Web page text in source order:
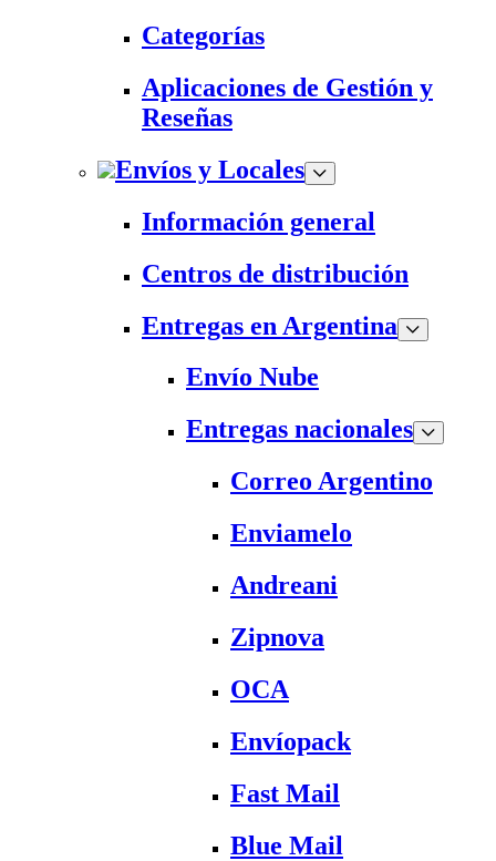
Categorías
Aplicaciones de Gestión y
Reseñas
Envíos y Locales
Información general
Centros de distribución
Entregas en Argentina
Envío Nube
Entregas nacionales
Correo Argentino
Enviamelo
Andreani
Zipnova
OCA
Envíopack
Fast Mail
Blue Mail